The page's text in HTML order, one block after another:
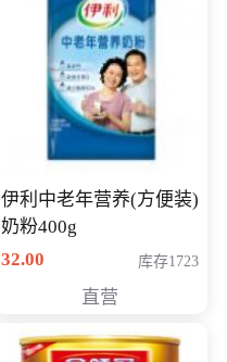
伊利中老年营养(方便装)
奶粉400g
32.00
库存1723
直营